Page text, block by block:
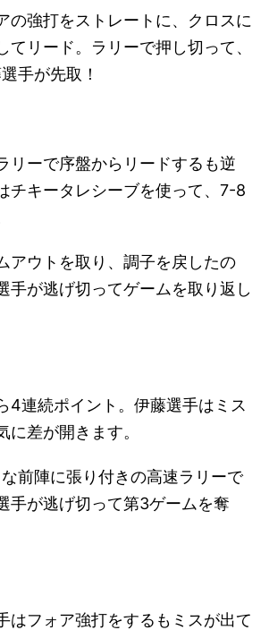
の強打をストレートに、クロスに
てリード。ラリーで押し切って、
手が先取！
リーで序盤からリードするも逆
チキータレシーブを使って、7-8
アウトを取り、調子を戻したの
手が逃げ切ってゲームを取り返し
4連続ポイント。伊藤選手はミス
に差が開きます。
前陣に張り付きの高速ラリーで
手が逃げ切って第3ゲームを奪
はフォア強打をするもミスが出て